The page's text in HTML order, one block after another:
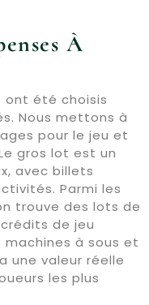
À
ont été choisis
Nous mettons à
pour le jeu et
gros lot est un
avec billets
Parmi les
trouve des lots de
de jeu
à sous et
une valeur réelle
les plus